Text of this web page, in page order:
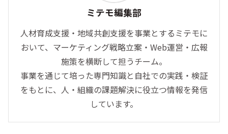
ミテモ編集部
人材育成支援・地域共創支援を事業とするミテモに
おいて、マーケティング戦略立案・Web運営・広報
施策を横断して担うチーム。
事業を通じて培った専門知識と自社での実践・検証
をもとに、人・組織の課題解決に役立つ情報を発信
しています。